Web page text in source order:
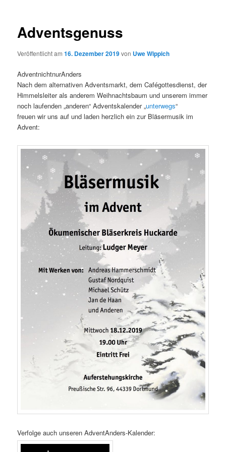
Adventsgenuss
Veröffentlicht am16. Dezember 2019von Uwe Wippich
AdventnichtnurAnders
Nach dem alternativen Adventsmarkt, dem Cafégottesdienst, der
Himmelsleiter als anderem Weihnachtsbaum und unserem immer
noch laufenden „anderen“ Adventskalender „unterwegs“
freuen wir uns auf und laden herzlich ein zur Bläsermusik im
Advent:
Verfolge auch unseren AdventAnders-Kalender: